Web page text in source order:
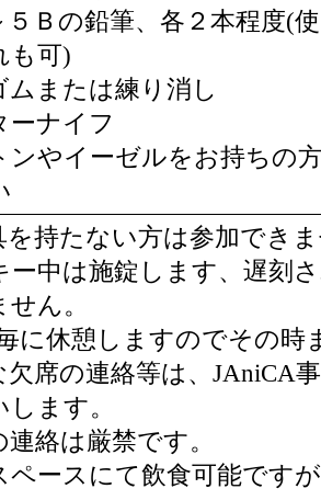
５Ｂの鉛筆、各２本程度(
も可)
ムまたは練り消し
ーナイフ
ンやイーゼルをお持ちの
を持たない方は参加でき
ー中は施錠します、遅刻
ん。
に休憩しますのでその時
欠席の連絡等は、JAniCA事
ます。
絡は厳禁です。
ペースにて飲食可能です